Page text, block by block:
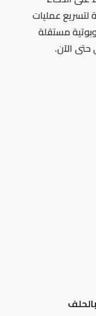
لتسريع عمليات
مستقلة
حتى الآن.